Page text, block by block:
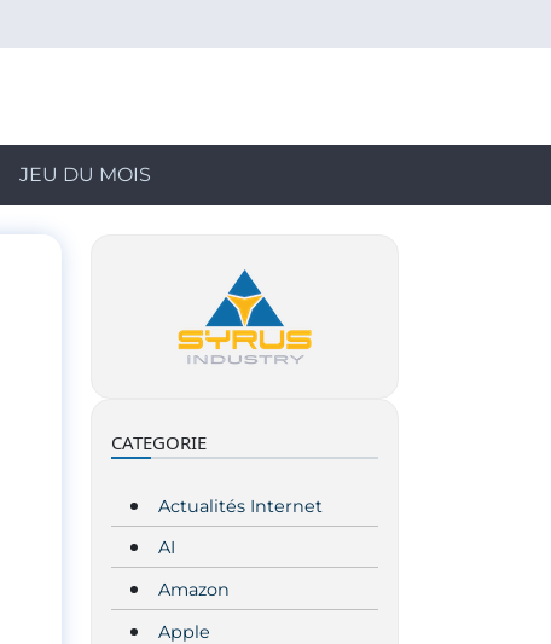
JEU DU MOIS
CATEGORIE
Actualités Internet
AI
Amazon
Apple